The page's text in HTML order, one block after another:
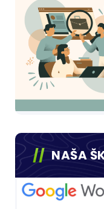
NAŠA